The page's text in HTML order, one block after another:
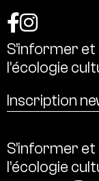
S’informer et
l’écologie
S’informer et
l’écologie